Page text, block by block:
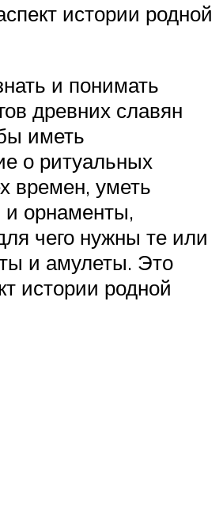
истории родной
и понимать
древних славян
иметь
о ритуальных
времен, уметь
и орнаменты,
чего нужны те или
и амулеты. Это
истории родной